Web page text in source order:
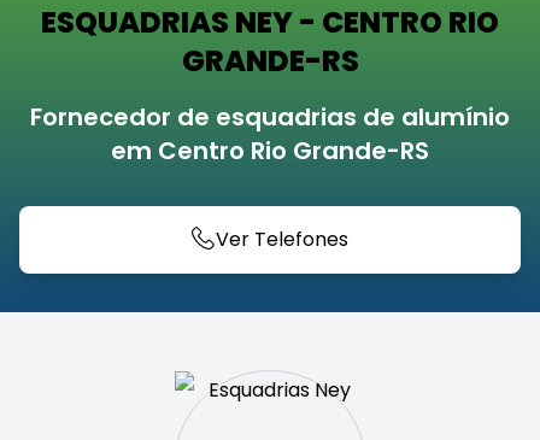
ESQUADRIAS NEY - CENTRO RIO
GRANDE-RS
Fornecedor de esquadrias de alumínio
em Centro Rio Grande-RS
Ver Telefones